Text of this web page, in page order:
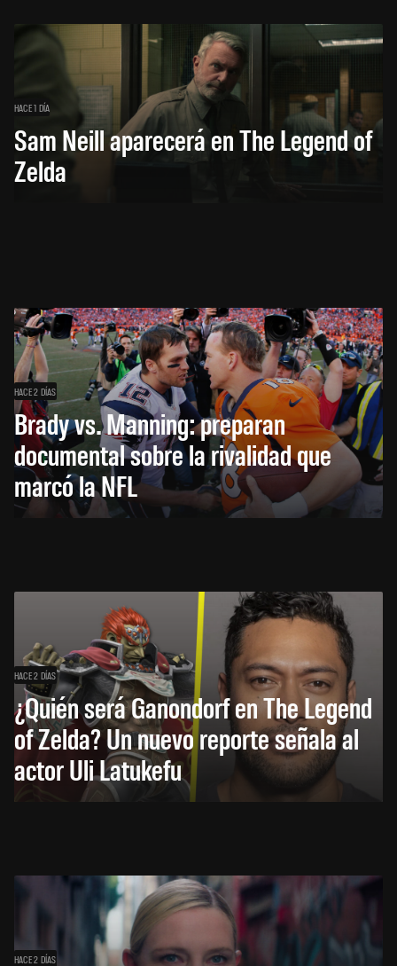
HACE 1 DÍA
Sam Neill aparecerá en The Legend of
Zelda
HACE 2 DÍAS
Brady vs. Manning: preparan
documental sobre la rivalidad que
marcó la NFL
HACE 2 DÍAS
¿Quién será Ganondorf en The Legend
of Zelda? Un nuevo reporte señala al
actor Uli Latukefu
HACE 2 DÍAS